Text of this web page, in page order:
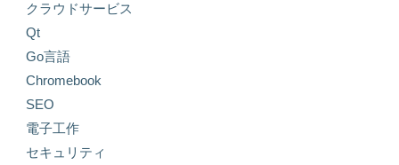
クラウドサービス
Qt
Go言語
Chromebook
SEO
電子工作
セキュリティ